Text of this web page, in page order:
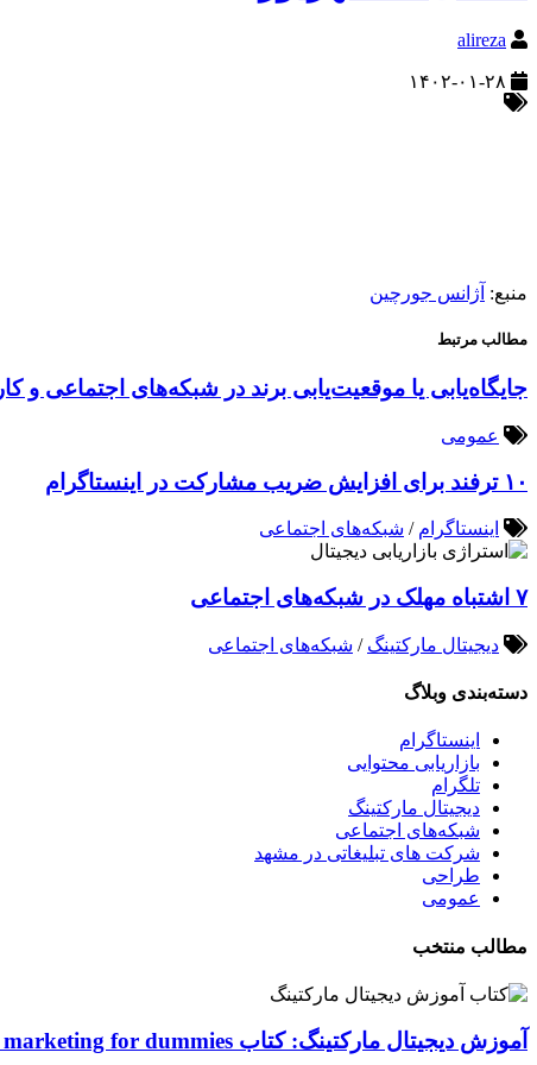
alireza
منبع: آژانس جورچین
مطالب مرتبط
جایگاه‌یابی یا موقعیت‌یابی برند در شبکه‌های اجتماعی و
عمومی
۱۰ ترفند برای افزایش ضریب مشارکت در اینستاگرام
اینستاگرام / شبکه‌های اجتماعی
۷ اشتباه مهلک در شبکه‌های اجتماعی
دیجیتال مارکتینگ / شبکه‌های اجتماعی
دسته‌بندی وبلاگ
اینستاگرام
بازاریابی محتوایی
تلگرام
دیجیتال مارکتینگ
شبکه‌های اجتماعی
شرکت های تبلیغاتی در مشهد
طراحی
عمومی
مطالب منتخب
آموزش دیجیتال مارکتینگ: کتاب Digital marketing for dummies اصول و ابزارها